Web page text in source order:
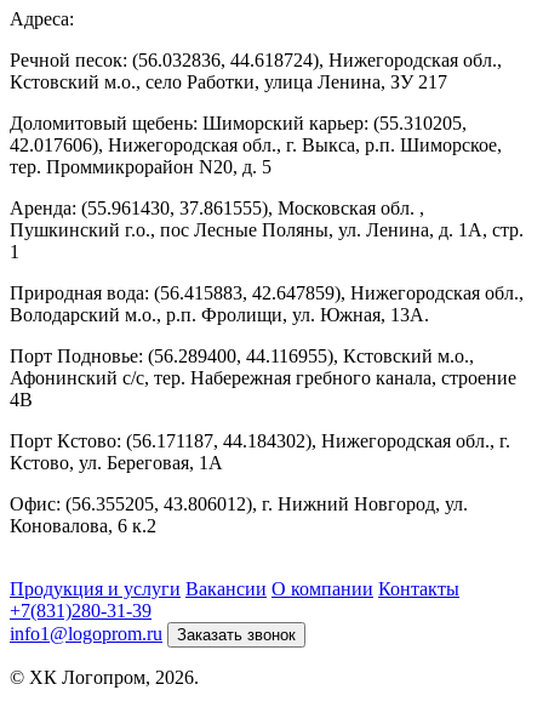
Адреса:
Речной песок: (56.032836, 44.618724), Нижегородская обл.,
Кстовский м.о., село Работки, улица Ленина, ЗУ 217
Доломитовый щебень: Шиморский карьер: (55.310205,
42.017606), Нижегородская обл., г. Выкса, р.п. Шиморское,
тер. Проммикрорайон N20, д. 5
Аренда: (55.961430, 37.861555), Московская обл. ,
Пушкинский г.о., пос Лесные Поляны, ул. Ленина, д. 1А, стр.
1
Природная вода: (56.415883, 42.647859), Нижегородская обл.,
Володарский м.о., р.п. Фролищи, ул. Южная, 13А.
Порт Подновье: (56.289400, 44.116955), Кстовский м.о.,
Афонинский с/с, тер. Набережная гребного канала, строение
4В
Порт Кстово: (56.171187, 44.184302), Нижегородская обл., г.
Кстово, ул. Береговая, 1А
Офис: (56.355205, 43.806012), г. Нижний Новгород, ул.
Коновалова, 6 к.2
Продукция и услуги Вакансии О компании Контакты
+7(831)280-31-39
info1@logoprom.ru
Заказать звонок
© ХК Логопром, 2026.